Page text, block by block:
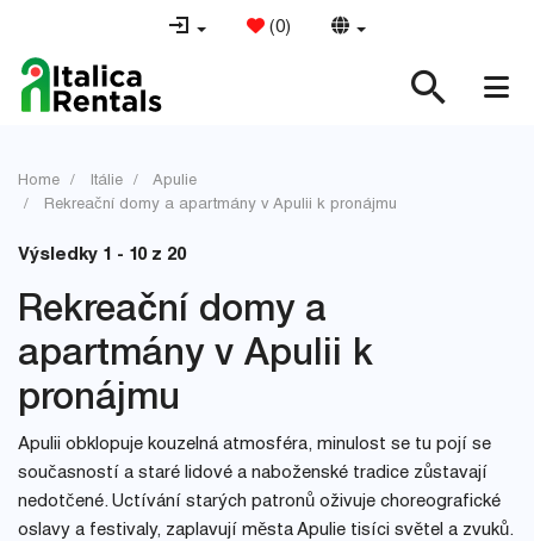
(0)
Home Itálie
Apulie
Rekreační domy a apartmány v Apulii k pronájmu
Výsledky 1 - 10 z 20
Rekreační domy a
apartmány v Apulii k
pronájmu
Apulii obklopuje kouzelná atmosféra, minulost se tu pojí se
současností a staré lidové a naboženské tradice zůstavají
nedotčené. Uctívání starých patronů oživuje choreografické
oslavy a festivaly, zaplavují města Apulie tisíci světel a zvuků.